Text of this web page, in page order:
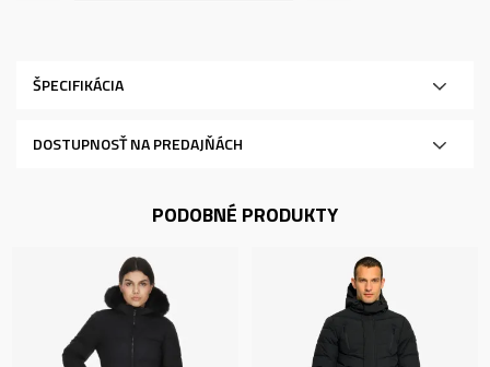
ŠPECIFIKÁCIA
DOSTUPNOSŤ NA PREDAJŇÁCH
PODOBNÉ PRODUKTY